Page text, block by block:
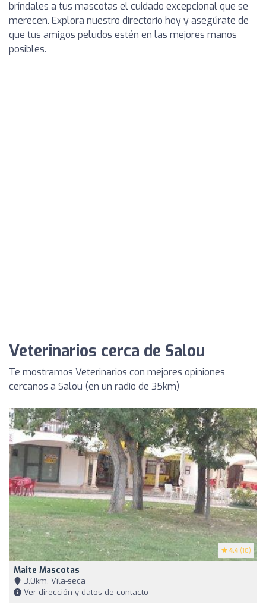
bríndales a tus mascotas el cuidado excepcional que se
merecen. Explora nuestro directorio hoy y asegúrate de
que tus amigos peludos estén en las mejores manos
posibles.
Veterinarios cerca de Salou
Te mostramos Veterinarios con mejores opiniones
cercanos a Salou (en un radio de 35km)
4.4 (18)
Maite Mascotas
3,0km, Vila-seca
Ver dirección y datos de contacto